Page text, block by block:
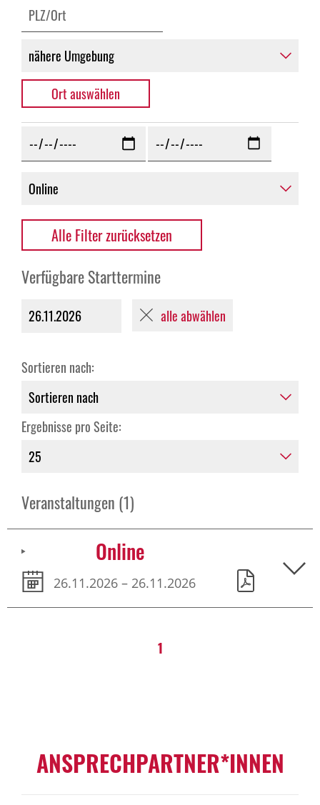
Alle Filter zurücksetzen
Verfügbare Starttermine
26.11.2026 alle abwählen
Sortieren nach:
Ergebnisse pro Seite:
Veranstaltungen (1)
Online
26.11.2026 – 26.11.2026
1
ANSPRECHPARTNER*INNEN